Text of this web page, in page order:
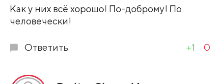
Развернуть все
Как у них всё хорошо! По-доброму! По
человечески!
Ответить +1 0